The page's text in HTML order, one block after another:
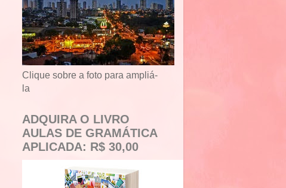
Clique sobre a foto para ampliá-
la
ADQUIRA O LIVRO
AULAS DE GRAMÁTICA
APLICADA: R$ 30,00